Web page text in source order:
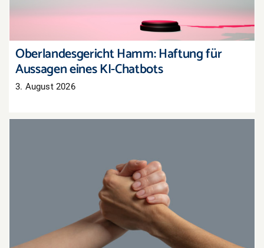
Oberlandesgericht Hamm: Haftung für
Aussagen eines KI-Chatbots
3. August 2026
Gemeinsam stärker: Aktionen mit
Nachbarhändlern organisieren